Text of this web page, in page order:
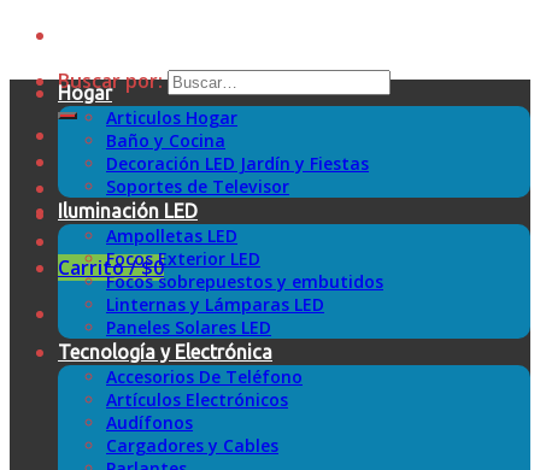
Buscar por:
Carrito /$0
Hogar
Articulos Hogar
Baño y Cocina
Decoración LED Jardín y Fiestas
Soportes de Televisor
Iluminación LED
Ampolletas LED
Focos Exterior LED
Focos sobrepuestos y embutidos
Linternas y Lámparas LED
Paneles Solares LED
Tecnología y Electrónica
Accesorios De Teléfono
Artículos Electrónicos
Audífonos
Cargadores y Cables